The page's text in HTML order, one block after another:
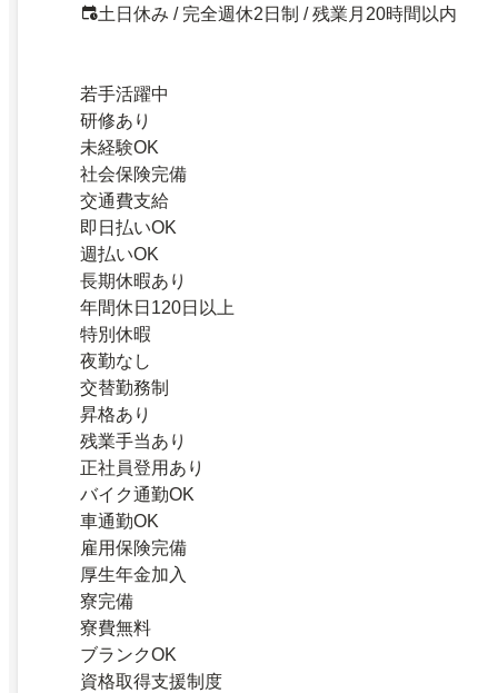
土日休み / 完全週休2日制 / 残業月20時間以内
若手活躍中
研修あり
未経験OK
社会保険完備
交通費支給
即日払いOK
週払いOK
長期休暇あり
年間休日120日以上
特別休暇
夜勤なし
交替勤務制
昇格あり
残業手当あり
正社員登用あり
バイク通勤OK
車通勤OK
雇用保険完備
厚生年金加入
寮完備
寮費無料
ブランクOK
資格取得支援制度